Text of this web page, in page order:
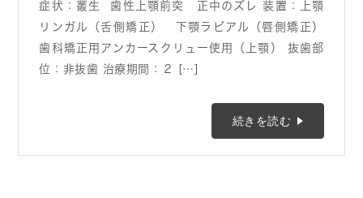
症状：叢生 歯性上顎前突 正中のズレ 装置：上顎
リンガル（舌側矯正） 下顎ラビアル（唇側矯正）
歯科矯正用アンカースクリュー使用（上顎） 抜歯部
位：非抜歯 治療期間：２ […]
続きを読む